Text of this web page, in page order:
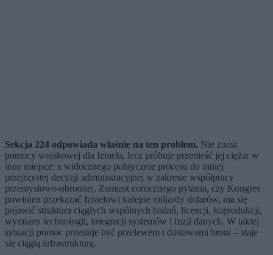
Sekcja 224 odpowiada właśnie na ten problem. Nie znosi
pomocy wojskowej dla Izraela, lecz próbuje przenieść jej ciężar w
inne miejsce: z widocznego politycznie procesu do mniej
przejrzystej decyzji administracyjnej w zakresie współpracy
przemysłowo-obronnej. Zamiast corocznego pytania, czy Kongres
powinien przekazać Izraelowi kolejne miliardy dolarów, ma się
pojawić struktura ciągłych wspólnych badań, licencji, koprodukcji,
wymiany technologii, integracji systemów i fuzji danych. W takiej
sytuacji pomoc przestaje być przelewem i dostawami broni – staje
się ciągłą infrastrukturą.